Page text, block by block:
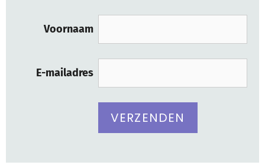
Voornaam
E-mailadres